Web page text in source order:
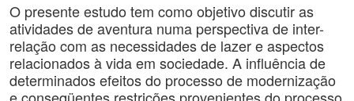
O presente estudo tem como objetivo discutir as
atividades de aventura numa perspectiva de inter-
relação com as necessidades de lazer e aspectos
relacionados à vida em sociedade. A influência de
determinados efeitos do processo de modernização